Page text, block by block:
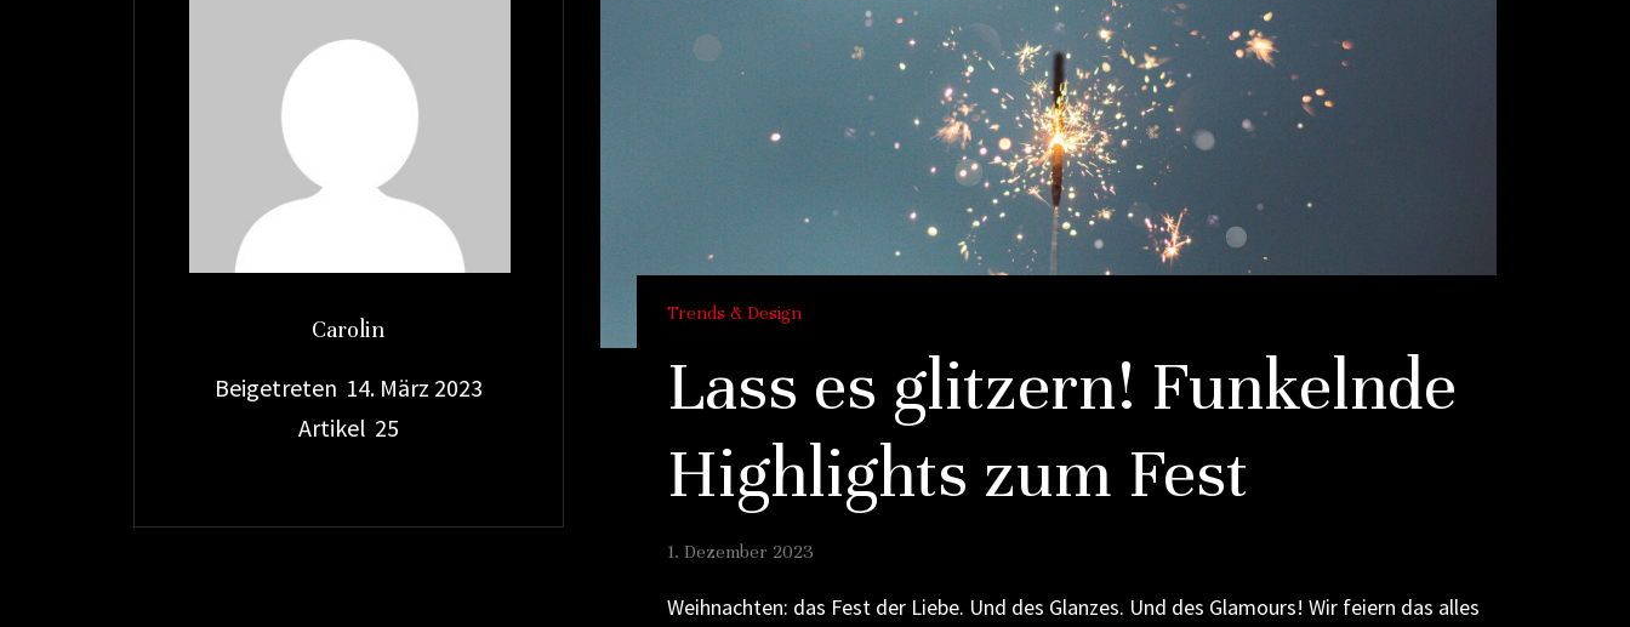
Carolin
Beigetreten 14. März 2023
Artikel 25
Trends & Design
Lass es glitzern! Funkelnde
Highlights zum Fest
1. Dezember 2023
Weihnachten: das Fest der Liebe. Und des Glanzes. Und des Glamours! Wir feiern das alles